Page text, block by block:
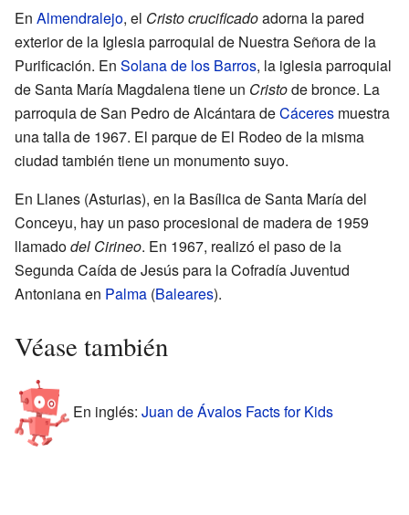
En Almendralejo, el Cristo crucificadoadorna la pared
exterior de la Iglesia parroquial de Nuestra Señora de la
Purificación. En Solana de los Barros, la iglesia parroquial
de Santa María Magdalena tiene un Cristode bronce. La
parroquia de San Pedro de Alcántara deCáceres muestra
una talla de 1967. El parque de El Rodeo de la misma
ciudad también tiene un monumento suyo.
En Llanes (Asturias), en la Basílica de Santa María del
Conceyu, hay un paso procesional de madera de 1959
llamadodel Cirineo. En 1967, realizó el paso de la
Segunda Caída de Jesús para la Cofradía Juventud
Antoniana en Palma (Baleares).
Véase también
En inglés: Juan de Ávalos Facts for Kids